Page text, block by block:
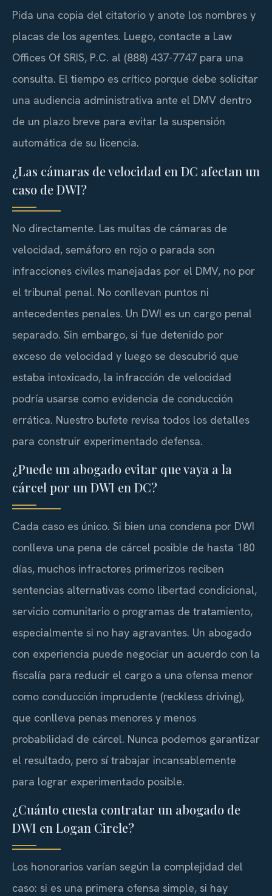
Pida una copia del citatorio y anote los nombres y
placas de los agentes. Luego, contacte a Law
Offices Of SRIS, P.C. al (888) 437-7747 para una
consulta. El tiempo es crítico porque debe solicitar
una audiencia administrativa ante el DMV dentro
de un plazo breve para evitar la suspensión
automática de su licencia.
¿Las cámaras de velocidad en DC afectan un
caso de DWI?
No directamente. Las multas de cámaras de
velocidad, semáforo en rojo o parada son
infracciones civiles manejadas por el DMV, no por
el tribunal penal. No conllevan puntos ni
antecedentes penales. Un DWI es un cargo penal
separado. Sin embargo, si fue detenido por
exceso de velocidad y luego se descubrió que
estaba intoxicado, la infracción de velocidad
podría usarse como evidencia de conducción
errática. Nuestro bufete revisa todos los detalles
para construir experimentado defensa.
¿Puede un abogado evitar que vaya a la
cárcel por un DWI en DC?
Cada caso es único. Si bien una condena por DWI
conlleva una pena de cárcel posible de hasta 180
días, muchos infractores primerizos reciben
sentencias alternativas como libertad condicional,
servicio comunitario o programas de tratamiento,
especialmente si no hay agravantes. Un abogado
con experiencia puede negociar un acuerdo con la
fiscalía para reducir el cargo a una ofensa menor
como conducción imprudente (reckless driving),
que conlleva penas menores y menos
probabilidad de cárcel. Nunca podemos garantizar
el resultado, pero sí trabajar incansablemente
para lograr experimentado posible.
¿Cuánto cuesta contratar un abogado de
DWI en Logan Circle?
Los honorarios varían según la complejidad del
caso: si es una primera ofensa simple, si hay